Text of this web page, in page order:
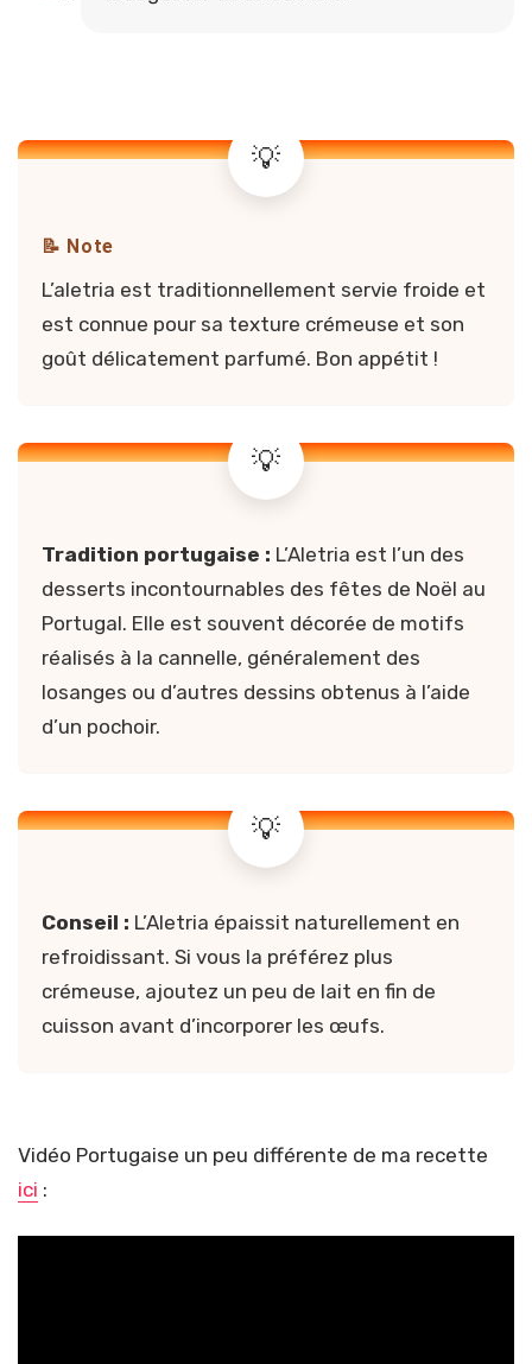
📝 Note
L’aletria est traditionnellement servie froide et
est connue pour sa texture crémeuse et son
goût délicatement parfumé. Bon appétit !
Tradition portugaise : L’Aletria est l’un des
desserts incontournables des fêtes de Noël au
Portugal. Elle est souvent décorée de motifs
réalisés à la cannelle, généralement des
losanges ou d’autres dessins obtenus à l’aide
d’un pochoir.
Conseil : L’Aletria épaissit naturellement en
refroidissant. Si vous la préférez plus
crémeuse, ajoutez un peu de lait en fin de
cuisson avant d’incorporer les œufs.
Vidéo Portugaise un peu différente de ma recette
ici :